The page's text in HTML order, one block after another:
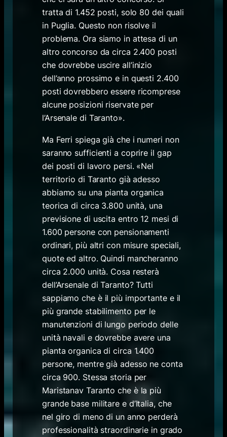
tratta di 1.452 posti, solo 80 dei quali
in Puglia. Questo non risolve il
problema. Ora siamo in attesa di un
altro concorso da circa 2.400 posti
che dovrebbe uscire all’inizio
dell’anno prossimo e in questi 2.400
posti dovrebbero essere ricomprese
alcune posizioni riservate per
l’Arsenale di Taranto».
Ma Ferri spiega già che i numeri non
saranno sufficienti a coprire il gap
dei posti di lavoro persi. «Nel
territorio di Taranto già adesso
abbiamo su una pianta organica
teorica di circa 3.800 unità, una
previsione di uscita entro 12 mesi di
1.600 persone con pensionamenti
ordinari, più altri con misure speciali,
quote ed altro. Quindi mancheranno
circa 2.000 unità. Cosa resterà
dell’Arsenale di Taranto? Tutti
sappiamo che è il più importante e il
più grande stabilimento per le
manutenzioni di lungo periodo delle
unità navali e dovrebbe avere una
pianta organica di circa 1.400
persone, mentre già adesso ne conta
circa 900. Stessa storia per
Maristanav Taranto che è la più
grande base militare e d’Italia, che
nel giro di meno di un anno perderà
professionalità straordinarie in grado